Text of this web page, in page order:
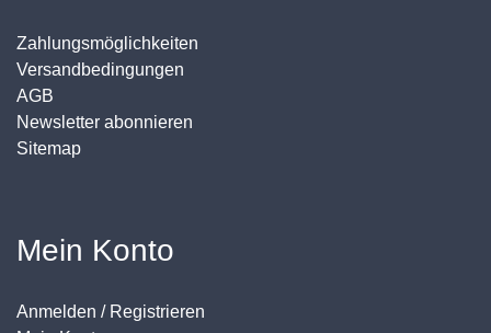
Zahlungsmöglichkeiten
Versandbedingungen
AGB
Newsletter abonnieren
Sitemap
Mein Konto
Anmelden / Registrieren